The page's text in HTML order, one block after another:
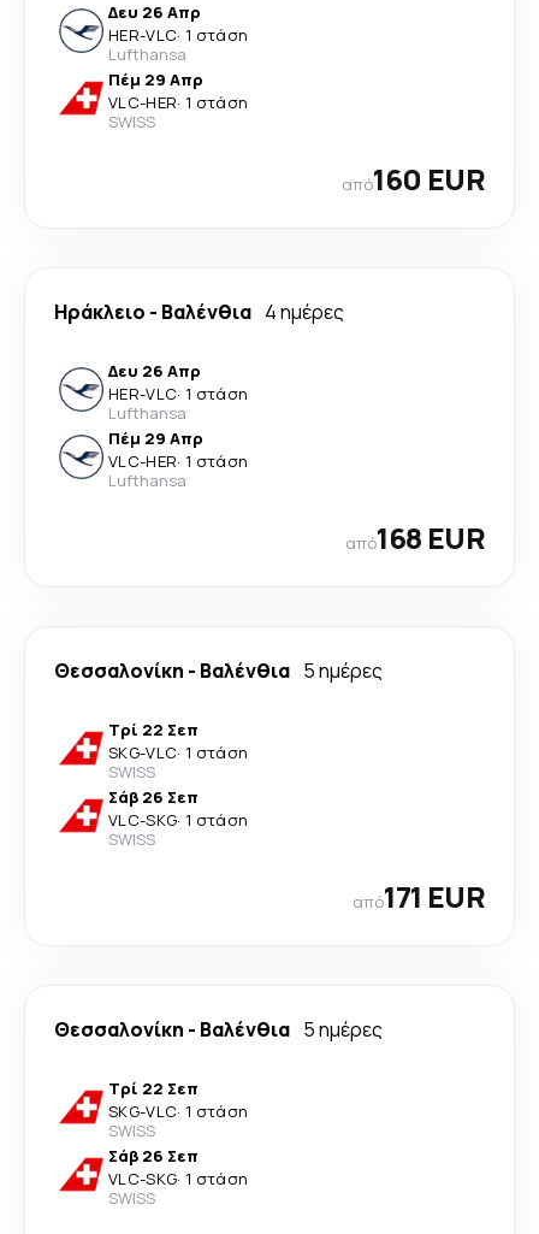
Δευ 26 Απρ
HER-VLC· 1 στάση
Lufthansa
Πέμ 29 Απρ
VLC-HER· 1 στάση
SWISS
από160 EUR
Ηράκλειο - Βαλένθια 4 ημέρες
Δευ 26 Απρ
HER-VLC· 1 στάση
Lufthansa
Πέμ 29 Απρ
VLC-HER· 1 στάση
Lufthansa
από168 EUR
Θεσσαλονίκη - Βαλένθια 5 ημέρες
Τρί 22 Σεπ
SKG-VLC· 1 στάση
SWISS
Σάβ 26 Σεπ
VLC-SKG· 1 στάση
SWISS
από171 EUR
Θεσσαλονίκη - Βαλένθια 5 ημέρες
Τρί 22 Σεπ
SKG-VLC· 1 στάση
SWISS
Σάβ 26 Σεπ
VLC-SKG· 1 στάση
SWISS